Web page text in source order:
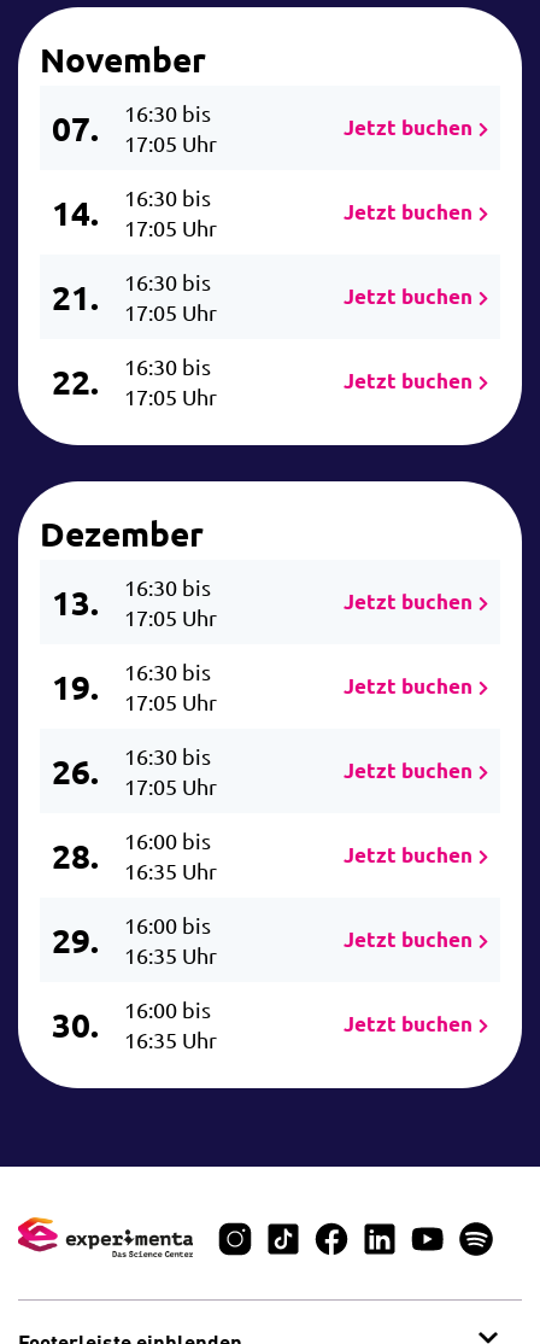
November
07.
16:30 bis
17:05 Uhr
Jetzt buchen
14.
16:30 bis
17:05 Uhr
Jetzt buchen
21.
16:30 bis
17:05 Uhr
Jetzt buchen
22.
16:30 bis
17:05 Uhr
Jetzt buchen
Dezember
13.
16:30 bis
17:05 Uhr
Jetzt buchen
19.
16:30 bis
17:05 Uhr
Jetzt buchen
26.
16:30 bis
17:05 Uhr
Jetzt buchen
28.
16:00 bis
16:35 Uhr
Jetzt buchen
29.
16:00 bis
16:35 Uhr
Jetzt buchen
30.
16:00 bis
16:35 Uhr
Jetzt buchen